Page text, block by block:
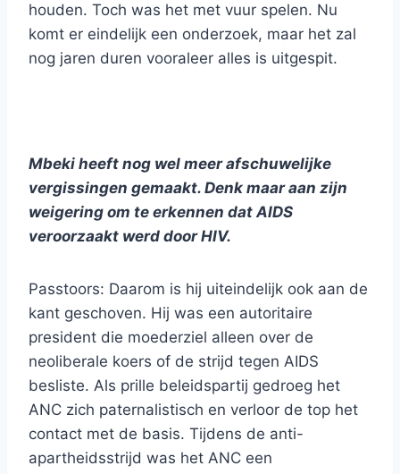
houden. Toch was het met vuur spelen. Nu
komt er eindelijk een onderzoek, maar het zal
nog jaren duren vooraleer alles is uitgespit.
Mbeki heeft nog wel meer afschuwelijke
vergissingen gemaakt. Denk maar aan zijn
weigering om te erkennen dat AIDS
veroorzaakt werd door HIV.
Passtoors: Daarom is hij uiteindelijk ook aan de
kant geschoven. Hij was een autoritaire
president die moederziel alleen over de
neoliberale koers of de strijd tegen AIDS
besliste. Als prille beleidspartij gedroeg het
ANC zich paternalistisch en verloor de top het
contact met de basis. Tijdens de anti-
apartheidsstrijd was het ANC een